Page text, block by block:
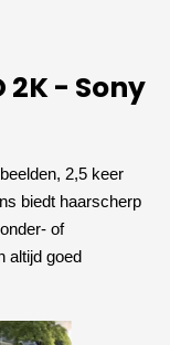
- Sony
2,5 keer
biedt haarscherp
of
altijd goed